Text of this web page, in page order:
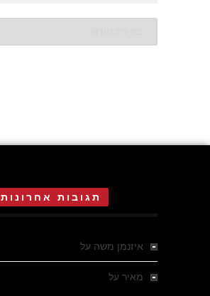
תגובות אחרונות
איזנמן משה על
מאיר על